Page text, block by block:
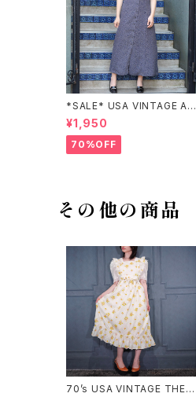
*SALE* USA VINTAGE AN
NEX HALF SLEEVE FLOW
ER PATTERNED ONE PIEC
E/アメリカ古着半袖花柄ワン
ピース
¥1,950
70%OFF
その他の商品
70’s USA VINTAGE THE K